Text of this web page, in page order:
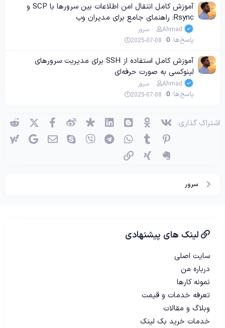
آموزش کامل انتقال امن اطلاعات بین سرورها با SCP و
Rsync: راهنمای جامع برای مدیران وب
Ahmad سرور
پاسخ‌ها 0
2025-07-08
آموزش کامل استفاده از SSH برای مدیریت سرورهای
لینوکسی به صورت حرفه‌ای
Ahmad سرور
پاسخ‌ها 0
2025-07-08
اشتراک گذاری: وی‌کی اوکی (OK) بلاگر لینکدین دیاسپورا ویبو فیسبوک
X (توئیتر)
پینترست Tumblr واتساپ تلگرام وایبر اسکایپ ایمیل گوگل
اِورنُت
زینگ
سرور
لینک های پیشنهادی
سایت اصلی
درباره من
نمونه کارها
تعرفه خدمات و قیمت
وبلاگ و مقالات
خدمات خرید بک لینک